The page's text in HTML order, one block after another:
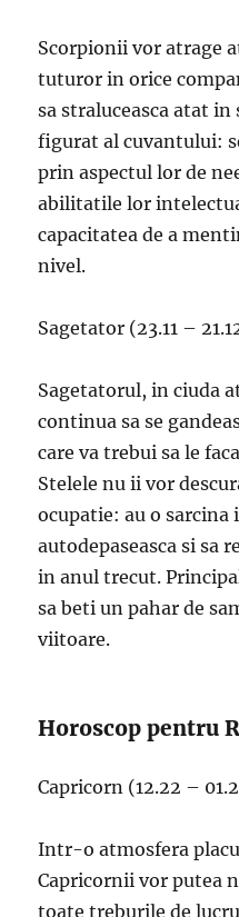
Scorpionii vor atrage
tuturor in orice
sa straluceasca atat
figurat al cuvantului:
prin aspectul lor de
abilitatile lor
capacitatea de a
nivel.
Sagetator (23.11 –
Sagetatorul, in ciuda
continua sa se
care va trebui sa le
Stelele nu ii vor
ocupatie: au o sarcina
autodepaseasca si sa
in ​​anul trecut.
sa beti un pahar de
viitoare.
Horoscop pentru
Capricorn (12.22 –
Intr-o atmosfera
Capricornii vor putea
toate treburile de